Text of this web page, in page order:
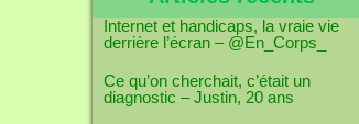
Internet et handicaps, la vraie vie
derrière l’écran – @En_Corps_
Ce qu’on cherchait, c’était un
diagnostic – Justin, 20 ans